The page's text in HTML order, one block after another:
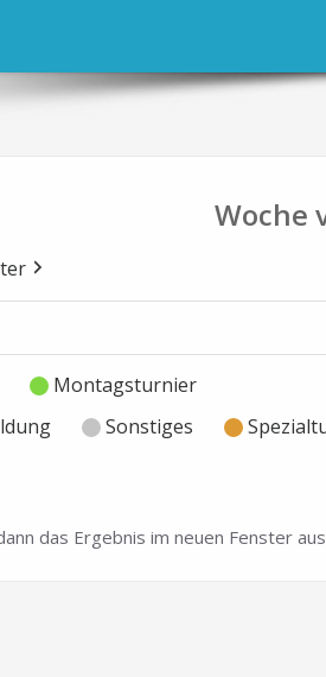
Woche
Montagsturnier
Sonstiges
das Ergebnis im neuen Fenster